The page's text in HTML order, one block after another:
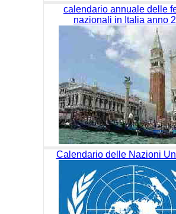
calendario annuale delle
nazionali in Italia anno
Calendario delle Nazioni